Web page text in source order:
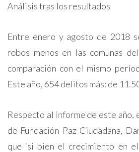
Análisis tras los resultados
Entre enero y agosto de 2018
robos menos en las comunas
comparación con el mismo
Este año, 654 delitos más: de
Respecto al informe de este
de Fundación Paz Ciudadana,
que ‘si bien el crecimiento en